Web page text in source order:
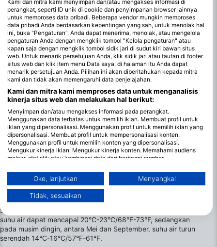
Bulan-bulan terbaik untuk Menyelam di
Auckland
Menyelam di Auckland berlangsung sepanjang tahun dengan
satu-satunya penyesuaian yang diperlukan di seluruh musim
adalah ketebalan suit pelindung Anda. Karena Auckland
terletak di North Island, suhu airnya termasuk yang tertinggi di
Selandia Baru. Pada musim panas, antara November dan April,
suhu air dapat mencapai 20°C-23°C/68°F-73°F, sedangkan
pada musim dingin, antara Mei dan September, suhu air turun
serendah 14°C-16°C/57°F-61°F.
Kami dan mitra kami menyimpan dan/atau mengakses informasi di
perangkat, seperti ID unik di cookie dan penyimpanan browser lainnya
untuk memproses data pribadi. Beberapa vendor mungkin memproses
data pribadi Anda berdasarkan kepentingan yang sah, untuk menolak hal
ini, buka "Pengaturan". Anda dapat menerima, menolak, atau mengelola
pengaturan Anda dengan mengklik tombol "Kelola pengaturan" atau
kapan saja dengan mengklik tombol sidik jari di sudut kiri bawah situs
web. Untuk menarik persetujuan Anda, klik sidik jari atau tautan di footer
situs web dan klik item menu Data saya, di halaman itu Anda dapat
menarik persetujuan Anda. Pilihan ini akan diberitahukan kepada mitra
kami dan tidak akan memengaruhi data penjelajahan.
Kami dan mitra kami memproses data untuk menganalisis
kinerja situs web dan melakukan hal berikut:
Menyimpan dan/atau mengakses informasi pada perangkat.
Menggunakan data terbatas untuk memilih iklan. Membuat profil untuk
iklan yang dipersonalisasi. Menggunakan profil untuk memilih iklan yang
dipersonalisasi. Membuat profil untuk mempersonalisasi konten.
Menggunakan profil untuk memilih konten yang dipersonalisasi.
Mengukur kinerja iklan. Mengukur kinerja konten. Memahami audiens
melalui statistik atau kombinasi data dari berbagai sumber.
terbatas untuk memilih konten.
Informasi tambahan mengenai penggunaan data oleh Google dapat
ditemukan di sini: https://business.safety.google/privacy/
Data dapat dibagikan ke luar Uni Eropa dan dikirim ke AS.
web/aplikasi ini.
Lihat Daftar Mitra (1 Vendor IAB)
Kami menggunakan data Anda untuk tujuan berikut:
Oke, lanjutkan Menyangkal
Tidak, sesuaikan